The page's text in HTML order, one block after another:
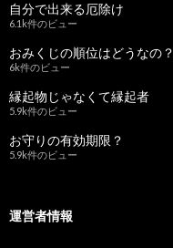
自分で出来る厄除け
6.1k件のビュー
おみくじの順位はどうなの？
6k件のビュー
縁起物じゃなくて縁起者
5.9k件のビュー
お守りの有効期限？
5.9k件のビュー
運営者情報